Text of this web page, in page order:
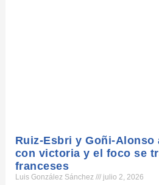
Ruiz-Esbri y Goñi-Alonso
con victoria y el foco se
franceses
Luis González Sánchez julio 2, 2026